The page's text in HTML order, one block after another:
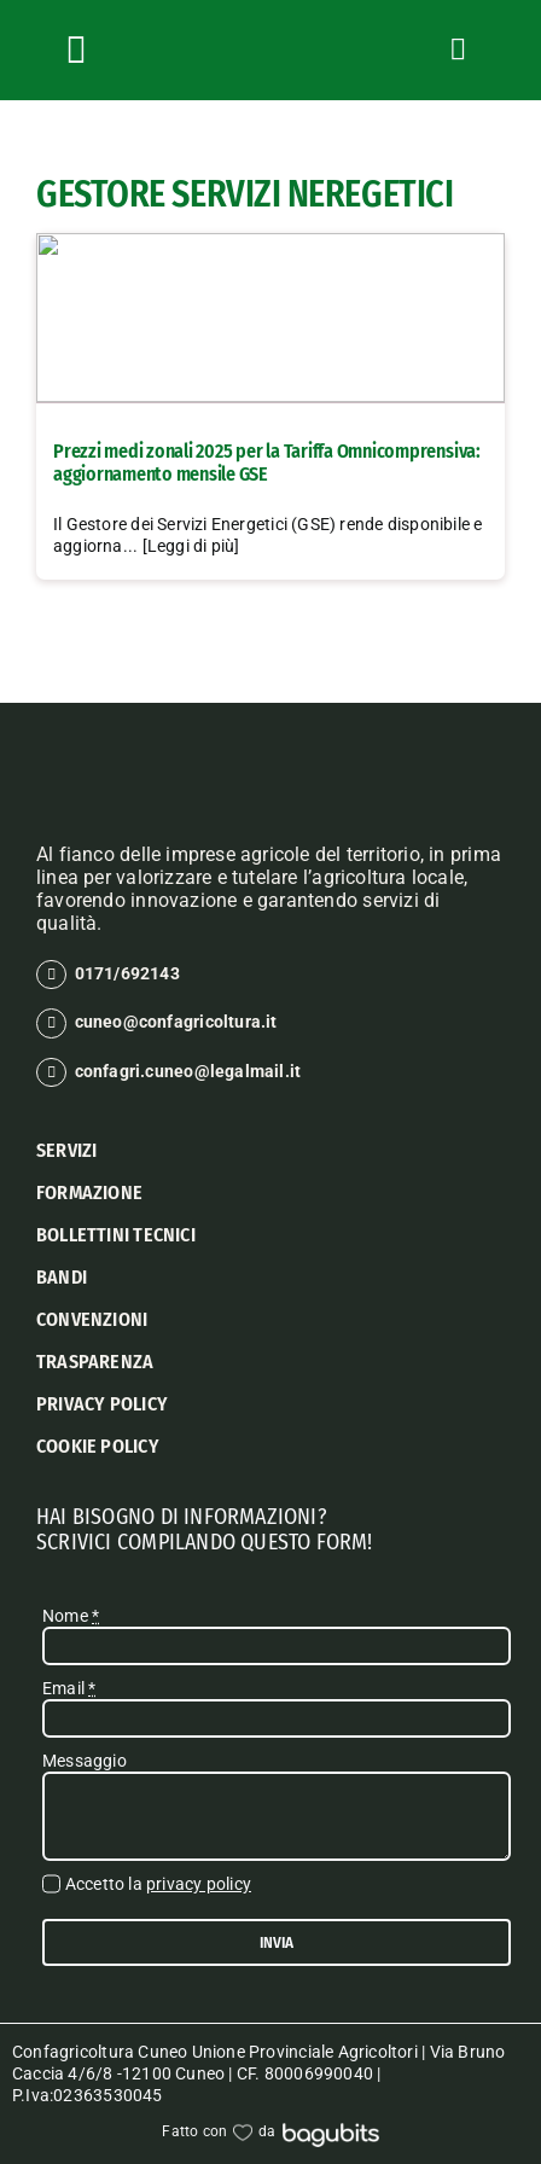
Toggle
Navigation
News
Bandi
Lavora con noi
GESTORE SERVIZI NEREGETICI
Prezzi medi zonali 2025 per la Tariffa Omnicomprensiva:
aggiornamento mensile GSE
Il Gestore dei Servizi Energetici (GSE) rende disponibile e
aggiorna... [Leggi di più]
Al fianco delle imprese agricole del territorio, in prima
linea per valorizzare e tutelare l’agricoltura locale,
favorendo innovazione e garantendo servizi di
qualità.
0171/692143
cuneo@confagricoltura.it
confagri.cuneo@legalmail.it
SERVIZI
FORMAZIONE
BOLLETTINI TECNICI
BANDI
CONVENZIONI
TRASPARENZA
PRIVACY POLICY
COOKIE POLICY
HAI BISOGNO DI INFORMAZIONI?
SCRIVICI COMPILANDO QUESTO FORM!
Nome*
Email*
Messaggio
Accetto la privacy policy
INVIA
Confagricoltura Cuneo Unione Provinciale Agricoltori | Via Bruno
Caccia 4/6/8 -12100 Cuneo | CF. 80006990040 |
P.Iva:02363530045
Fatto con da